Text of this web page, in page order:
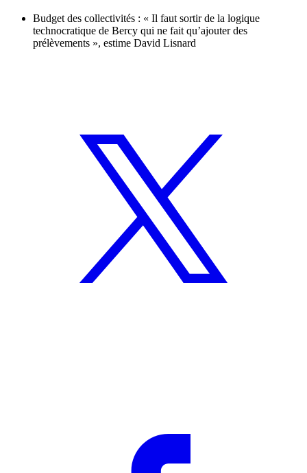
Budget des collectivités : « Il faut sortir de la logique
technocratique de Bercy qui ne fait qu’ajouter des
prélèvements », estime David Lisnard